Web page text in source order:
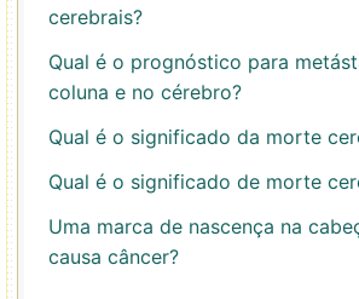
cerebrais?
Qual é o prognóstico para
coluna e no cérebro?
Qual é o significado da morte
Qual é o significado de morte
Uma marca de nascença na
causa câncer?